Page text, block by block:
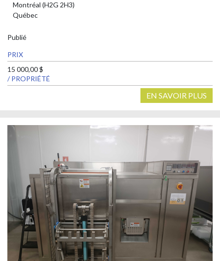
Montréal (H2G 2H3)
Québec
Publié
PRIX
15 000,00 $
/ PROPRIÉTÉ
EN SAVOIR PLUS